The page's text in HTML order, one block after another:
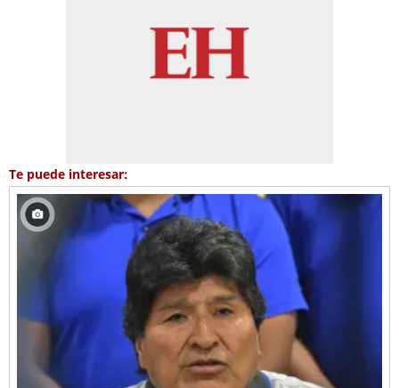
Te puede interesar: